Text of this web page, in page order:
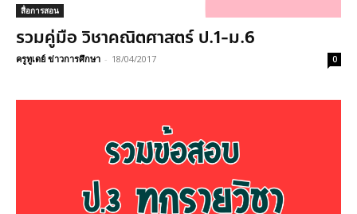
สื่อการสอน
รวมคู่มือ วิชาคณิตศาสตร์ ป.1-ม.6
ครูทูเดย์ ข่าวการศึกษา - 18/04/2017 0